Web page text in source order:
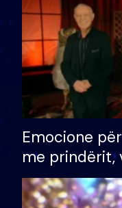
Emocione
me prindërit,
divorci apo